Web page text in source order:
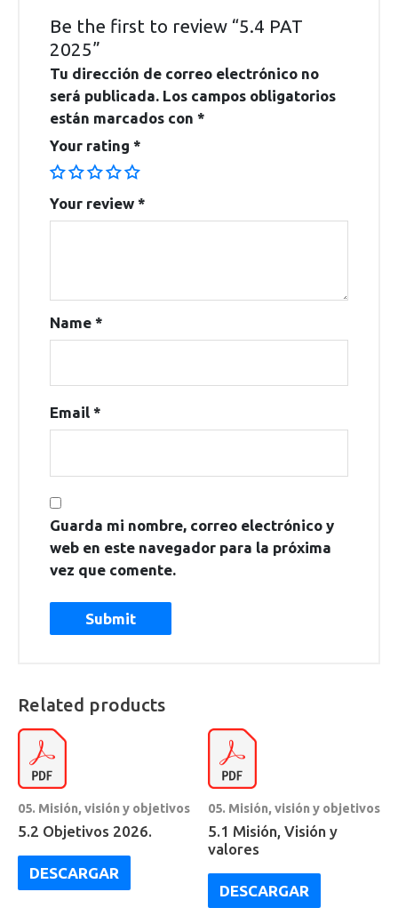
Be the first to review “5.4 PAT
2025”
Tu dirección de correo electrónico no
será publicada. Los campos obligatorios
están marcados con *
Your rating *
Your review *
Name *
Email *
Guarda mi nombre, correo electrónico y
web en este navegador para la próxima
vez que comente.
Related products
05. Misión, visión y objetivos
5.2 Objetivos 2026.
DESCARGAR
05. Misión, visión y objetivos
5.1 Misión, Visión y
valores
DESCARGAR